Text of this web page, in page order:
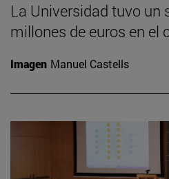
La Universidad tuvo un
millones de euros en el
Imagen Manuel Castells